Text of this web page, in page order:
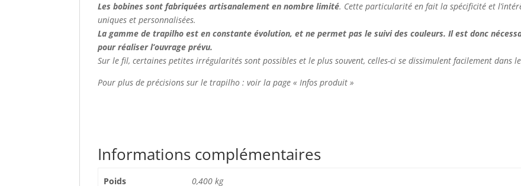
Les bobines sont fabriquées artisanalement en nombre limité. Cette particularité en fait la spécificité et
uniques et personnalisées.
La gamme de trapilho est en constante évolution, et ne permet pas le suivi des couleurs. Il est donc
pour réaliser l’ouvrage prévu.
Sur le fil, certaines petites irrégularités sont possibles et le plus souvent, celles-ci se dissimulent facilement dans
Pour plus de précisions sur le trapilho : voir la page « Infos produit »
Informations complémentaires
Poids 0,400 kg